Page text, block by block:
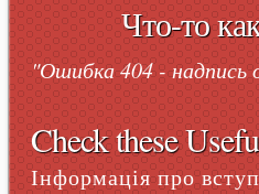
Что-то
"Ошибка 404 - надпись
Check these
Інформація про